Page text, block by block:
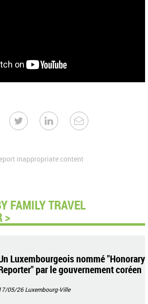
inappropriate content
FAMILY TRAVEL
>
Luxembourgeois nommé "Honorary
par le gouvernement coréen
17/05/26Luxembourg-Ville